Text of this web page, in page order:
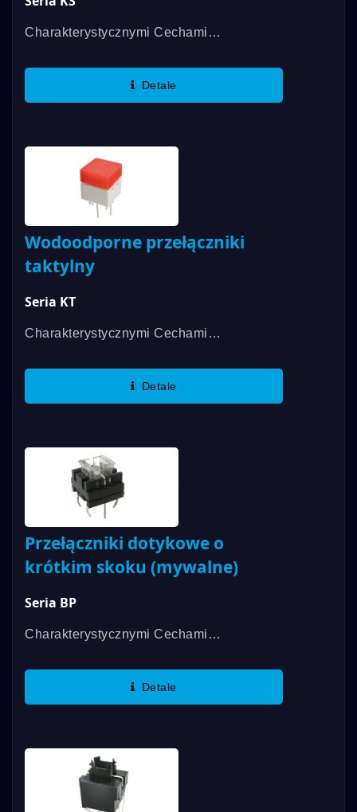
Charakterystycznymi Cechami
DAILYWELL KS Są Dostępne W Kilku
Detale
Wodoodporne przełączniki
taktylny
Seria KT
Charakterystycznymi Cechami
Doskonałe Wrażenie Dotyku, Jasność Z
Detale
Przełączniki dotykowe o
krótkim skoku (mywalne)
Seria BP
Charakterystycznymi Cechami
Mały Rozmiar 8*8mm, Długa Żywotność
Detale